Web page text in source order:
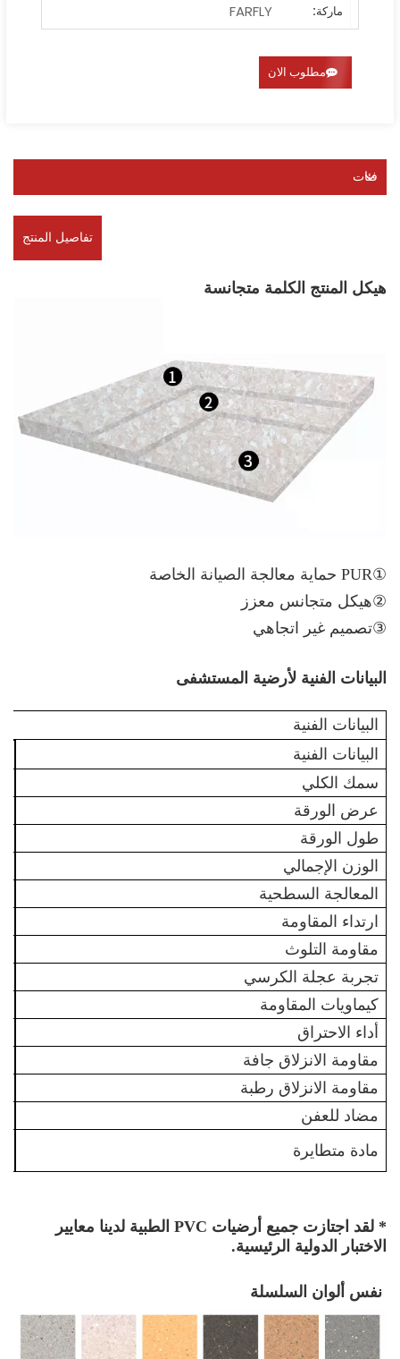
ماركة:
FARFLY
مطلوب الان
فئات
تفاصيل المنتج
هيكل المنتج الكلمة متجانسة
①PUR حماية معالجة الصيانة الخاصة
②هيكل متجانس معزز
③تصميم غير اتجاهي
البيانات الفنية لأرضية المستشفى
البيانات الفنية
البيانات الفنية
سمك الكلي
عرض الورقة
طول الورقة
الوزن الإجمالي
المعالجة السطحية
ارتداء المقاومة
مقاومة التلوث
تجربة عجلة الكرسي
كيماويات المقاومة
أداء الاحتراق
مقاومة الانزلاق جافة
مقاومة الانزلاق رطبة
مضاد للعفن
مادة متطايرة
* لقد اجتازت جميع أرضيات PVC الطبية لدينا معايير
الاختبار الدولية الرئيسية.
نفس ألوان السلسلة